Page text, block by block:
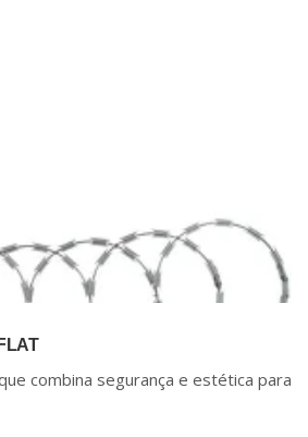
combina segurança e estética para